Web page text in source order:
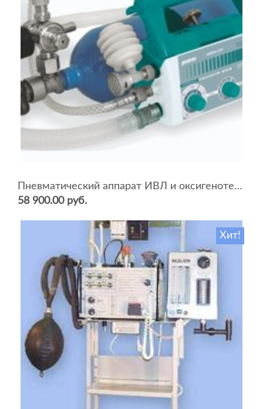
Пневматический аппарат ИВЛ и оксигенотерапии портативный АИВЛп-2/20-«ТМТ»
58 900.00 руб.
Хит!